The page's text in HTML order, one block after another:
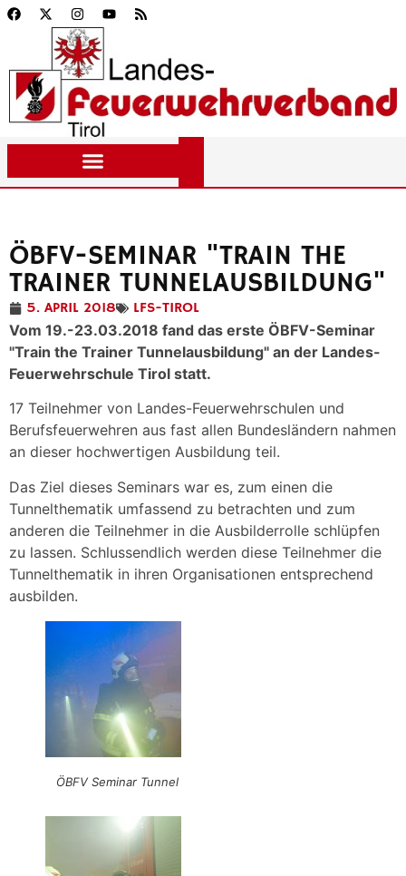
ÖBFV-SEMINAR "TRAIN THE
TRAINER TUNNELAUSBILDUNG"
5. APRIL 2018
LFS-TIROL
Vom 19.-23.03.2018 fand das erste ÖBFV-Seminar
"Train the Trainer Tunnelausbildung" an der Landes-
Feuerwehrschule Tirol statt.
17 Teilnehmer von Landes-Feuerwehrschulen und
Berufsfeuerwehren aus fast allen Bundesländern nahmen
an dieser hochwertigen Ausbildung teil.
Das Ziel dieses Seminars war es, zum einen die
Tunnelthematik umfassend zu betrachten und zum
anderen die Teilnehmer in die Ausbilderrolle schlüpfen
zu lassen. Schlussendlich werden diese Teilnehmer die
Tunnelthematik in ihren Organisationen entsprechend
ausbilden.
ÖBFV Seminar Tunnel